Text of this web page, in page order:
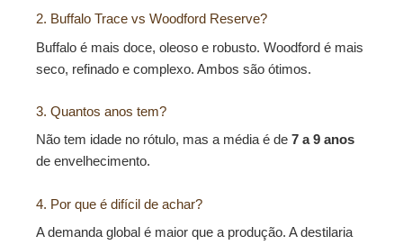
2. Buffalo Trace vs Woodford Reserve?
Buffalo é mais doce, oleoso e robusto. Woodford é mais
seco, refinado e complexo. Ambos são ótimos.
3. Quantos anos tem?
Não tem idade no rótulo, mas a média é de 7 a 9 anos
de envelhecimento.
4. Por que é difícil de achar?
A demanda global é maior que a produção. A destilaria